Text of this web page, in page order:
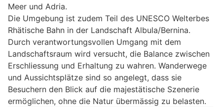
Meer und Adria.
Die Umgebung ist zudem Teil des UNESCO Welterbes
Rhätische Bahn in der Landschaft Albula/Bernina.
Durch verantwortungsvollen Umgang mit dem
Landschaftsraum wird versucht, die Balance zwischen
Erschliessung und Erhaltung zu wahren. Wanderwege
und Aussichtsplätze sind so angelegt, dass sie
Besuchern den Blick auf die majestätische Szenerie
ermöglichen, ohne die Natur übermässig zu belasten.